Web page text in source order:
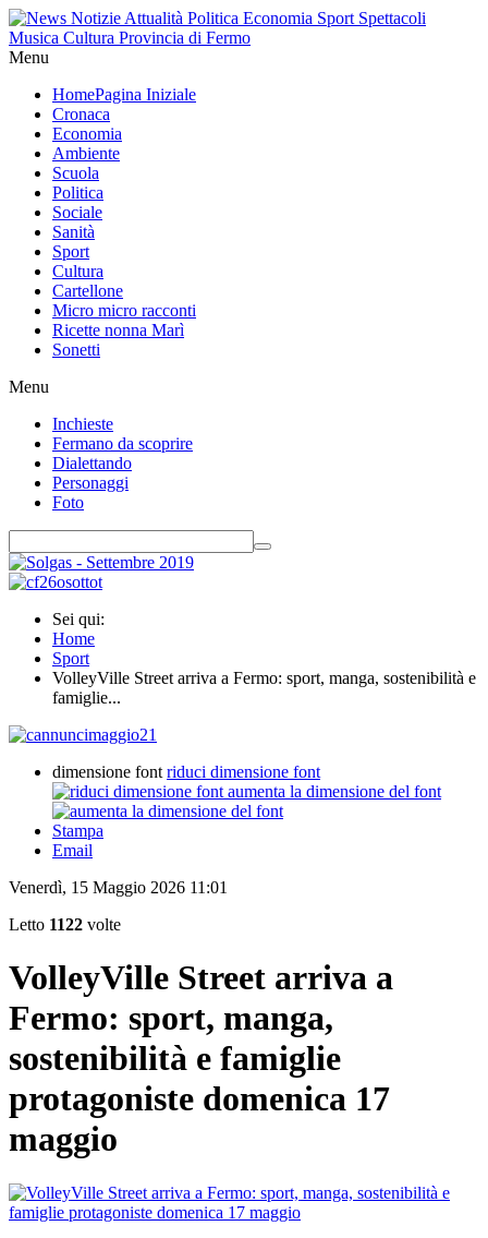
Menu
HomePagina Iniziale
Cronaca
Economia
Ambiente
Scuola
Politica
Sociale
Sanità
Sport
Cultura
Cartellone
Micro micro racconti
Ricette nonna Marì
Sonetti
Menu
Inchieste
Fermano da scoprire
Dialettando
Personaggi
Foto
Sei qui:
Home
Sport
VolleyVille Street arriva a Fermo: sport, manga, sostenibilità e
famiglie...
dimensione font riduci dimensione font
aumenta la dimensione del font
Stampa
Email
Venerdì, 15 Maggio 2026 11:01
Letto 1122 volte
VolleyVille Street arriva a
Fermo: sport, manga,
sostenibilità e famiglie
protagoniste domenica 17
maggio